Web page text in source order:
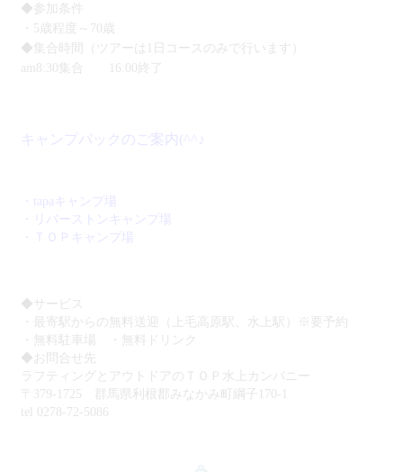
自然に溶け込んだら、自然を
食べる！そんな非日常を味わ
っていただきたいツアーで
す。 大自然に触れ合いなが
だきます。採れた山菜はお持
宿泊棟（リバーストーン）
グランピングコテージは合計
4棟で完全貸し切りのグラン
プで棟内にはバスルーム、ウ
ォシュレット付きトイレ、キ
ッチンを完備。 食事の内容
も充実していて、4月から11
月までは豪華ステーキＢＢＱ
とブイヤーベース 朝食はパ
ンケーキ！ 12月～3月まで
は豪華すき焼の夕食の内容に
するスタイル、皆さんでわい
う、やぶがらし、こしあぶ
ら、木の芽、山ウド、山にん
じん、ぜんまい、こごめ、す
っかんぼ、など沢山採れま
す。 天ぷらやお浸し、まぜ
すので、お友達や家族でご参
◆参加条件
・5歳程度～70歳
◆集合時間（ツアーは1日コースのみで行います）
am8:30集合 16:00終了
キャンプパックのご案内(^^♪
・tapaキャンプ場
・リバーストンキャンプ場
・ＴＯＰキャンプ場
◆サービス
・最寄駅からの無料送迎（上毛高原駅、水上駅）※要予約
・無料駐車場 ・無料ドリンク
◆お問合せ先
ラフティングとアウトドアのＴＯＰ水上カンパニー
〒379-1725 群馬県利根郡みなかみ町綱子170-1
tel 0278-72-5086